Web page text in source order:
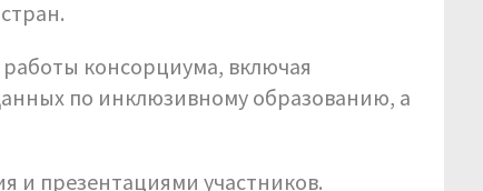
консорциума, включая
по инклюзивному образованию, а
и презентациями участников.